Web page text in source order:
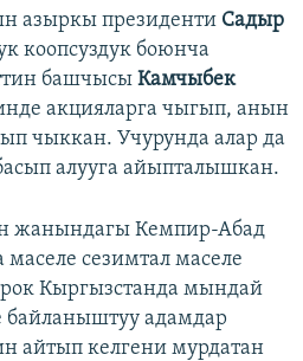
азыркы президенти Садыр
коопсуздук боюнча
башчысы Камчыбек
акцияларга чыгып, анын
чыккан. Учурунда алар да
алууга айыпталышкан.
жанындагы Кемпир-Абад
сезимтал маселе
Кыргызстанда мындай
байланыштуу адамдар
айтып келгени мурдатан